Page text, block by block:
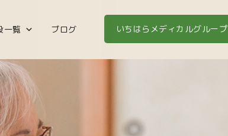
一覧 ブログ いちはらメディカルグループ